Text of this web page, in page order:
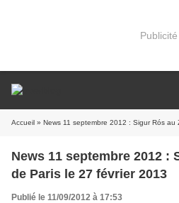
Publicité
Accueil » News 11 septembre 2012 : Sigur Rós
News 11 septembre 2012 :
de Paris le 27 février 2013
Publié le 11/09/2012 à 17:53